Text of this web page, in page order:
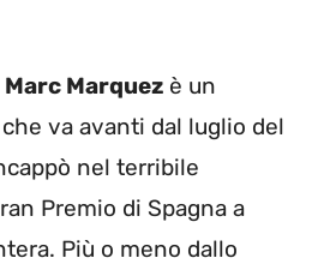
Marc Marquez è un
va avanti dal luglio del
nel terribile
Premio di Spagna a
Più o meno dallo